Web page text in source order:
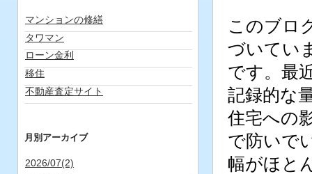
このブロ
づいてい
です。最
記録的な
住宅への
で防いで
幅がほと
マンションの修繕
タワマン
ローン金利
移住
不動産査定サイト
月別アーカイブ
2026/07(2)